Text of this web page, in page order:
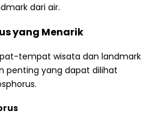
dari air.
yang Menarik
tempat wisata dan landmark
penting yang dapat dilihat